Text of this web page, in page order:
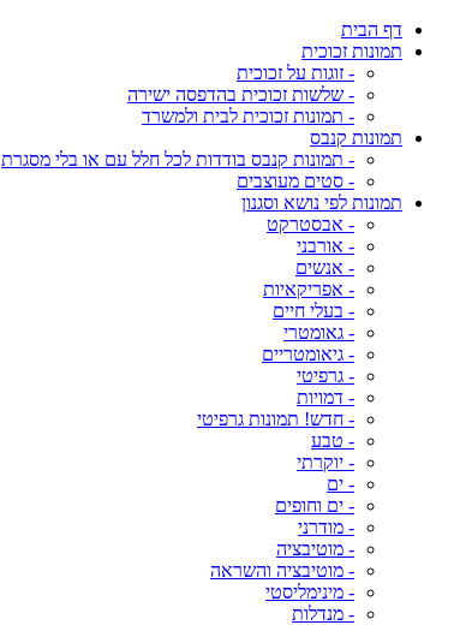
דף הבית
תמונות זכוכית
- זוגות על זכוכית
- שלשות זכוכית בהדפסה ישירה
- תמונות זכוכית לבית ולמשרד
תמונות קנבס
- תמונות קנבס בודדות לכל חלל עם או בלי מסגרת
- סטים מעוצבים
תמונות לפי נושא וסגנון
- אבסטרקט
- אורבני
- אנשים
- אפריקאיות
- בעלי חיים
- גאומטרי
- גיאומטריים
- גרפיטי
- דמויות
- חדש! תמונות גרפיטי
- טבע
- יוקרתי
- ים
- ים וחופים
- מודרני
- מוטיבציה
- מוטיבציה והשראה
- מינימליסטי
- מנדלות